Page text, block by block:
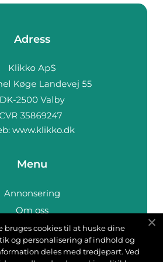
Adress
www.klikko.dk
Menu
Annonsering
Om oss
Cookies
Kontakta oss
bruges cookies til at huske dine
og personalisering af indhold og
deles med tredjepart. Ved